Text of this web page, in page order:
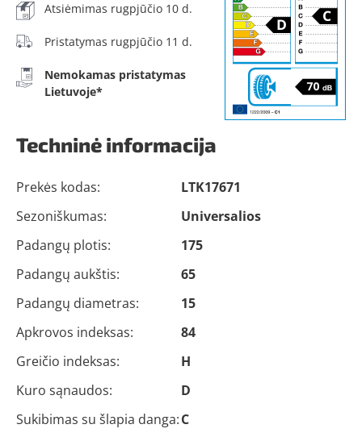
Atsiėmimas rugpjūčio 10 d.
Pristatymas rugpjūčio 11 d.
Nemokamas pristatymas
Lietuvoje*
Techninė informacija
Prekės kodas:
LTK17671
Sezoniškumas:
Universalios
Padangų plotis:
175
Padangų aukštis:
65
Padangų diametras:
15
Apkrovos indeksas:
84
Greičio indeksas:
H
Kuro sąnaudos:
D
Sukibimas su šlapia danga:C